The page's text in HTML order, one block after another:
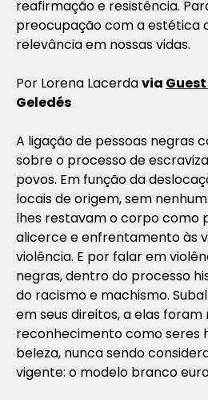
reafirmação e resistência.
preocupação com a estética
relevância em nossas vidas.
Por Lorena Lacerdavia
Geledés
A ligação de pessoas negras
sobre o processo de
povos. Em função da
locais de origem, sem
lhes restavam o corpo como
alicerce e enfrentamento às
violência. E por falar em
negras, dentro do processo
do racismo e machismo.
em seus direitos, a elas foram
reconhecimento como seres
beleza, nunca sendo
vigente: o modelo branco